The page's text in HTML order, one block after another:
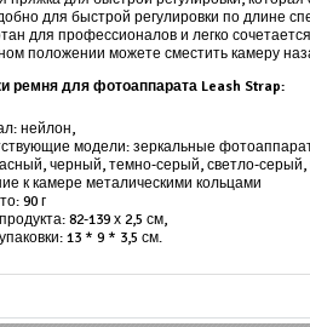
для быстрой регулировки по длине
для профессионалов и легко
положении можете сместить камеру
ремня для фотоаппарата Leash Strap:
нейлон,
модели: зеркальные
черный, темно-серый, светло-
к камере металическими кольцами
90 г
82-139 х 2,5 см,
13 * 9 * 3,5 см.